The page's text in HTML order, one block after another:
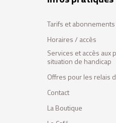
Tarifs et abonnements
Horaires / accès
Services et accès aux
situation de handicap
Offres pour les relais
Contact
La Boutique